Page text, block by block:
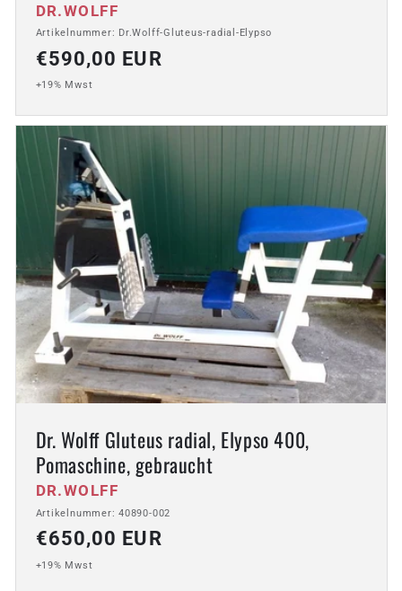
Anbieter:
DR.WOLFF
Artikelnummer: Dr.Wolff-Gluteus-radial-Elypso
Normaler
Preis
€590,00 EUR
+19% Mwst
Dr. Wolff Gluteus radial, Elypso 400,
Pomaschine, gebraucht
Anbieter:
DR.WOLFF
Artikelnummer: 40890-002
Normaler
Preis
€650,00 EUR
+19% Mwst